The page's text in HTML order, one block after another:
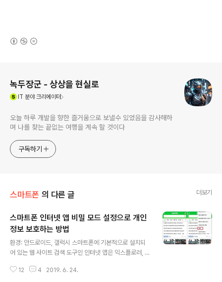
녹두장군 - 상상을 현실로
IT 분야 크리에이터
오늘 하루 개발을 향한 즐거움으로 보낼수 있었음을 감사해하
며 나를 찾는 끝없는 여행을 계속 할 것이다
구독하기
스마트폰 의 다른 글 더보기
스마트폰 인터넷 앱 비밀 모드 설정으로 개인
정보 보호하는 방법
환경: 안드로이드, 갤럭시 스마트폰에 기본적으로 설치되
어 있는 웹 사이트 검색 도구인 인터넷 앱은 익스플로러, 크
가한 앱으로 일반 웹 브라우저 사용법과 동일합니다. 오늘
12 4 2019. 6. 24.